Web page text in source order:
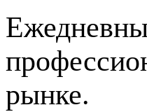
рынке.